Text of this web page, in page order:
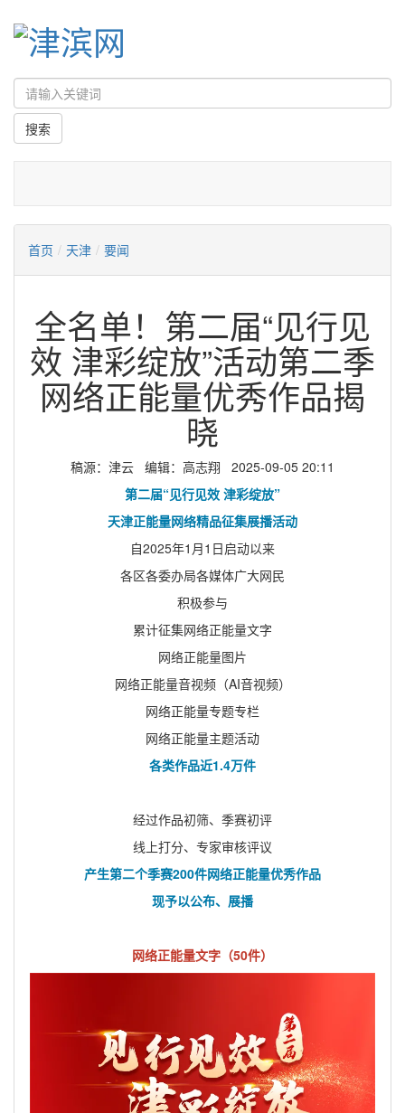
首页 / 天津 / 要闻
全名单！第二届“见行见
效 津彩绽放”活动第二季
网络正能量优秀作品揭
晓
稿源：津云 编辑：高志翔 2025-09-05 20:11
第二届“见行见效 津彩绽放”
天津正能量网络精品征集展播活动
自2025年1月1日启动以来
各区各委办局各媒体广大网民
积极参与
累计征集网络正能量文字
网络正能量图片
网络正能量音视频（AI音视频）
网络正能量专题专栏
网络正能量主题活动
各类作品近1.4万件
经过作品初筛、季赛初评
线上打分、专家审核评议
产生第二个季赛200件网络正能量优秀作品
现予以公布、展播
网络正能量文字（50件）